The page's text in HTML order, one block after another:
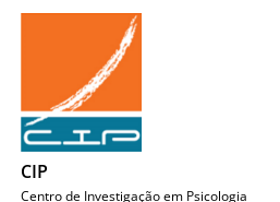
CIP
Centro de Investigação em Psicologia